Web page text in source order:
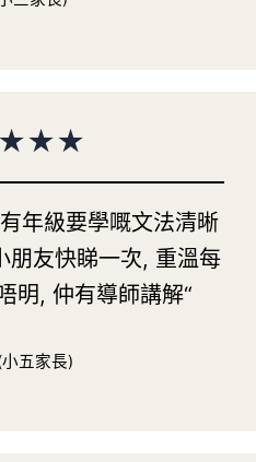
★★★
年級要學嘅文法清晰
朋友快睇一次, 重溫每
明, 仲有導師講解“
五家長)